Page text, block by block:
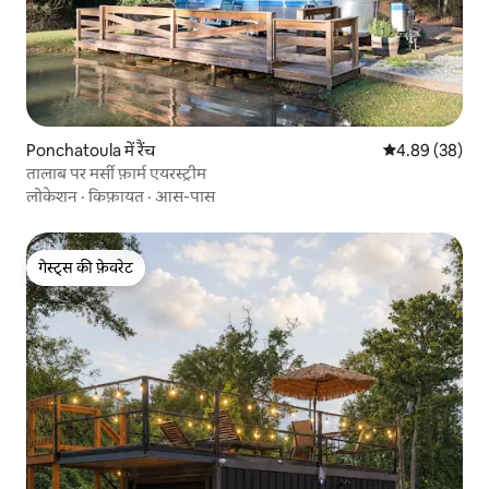
Ponchatoula में रैंच औसत रेटिंग 5 में
4.89 (38)
तालाब पर मर्सी फ़ार्म एयरस्ट्रीम
लोकेशन ·किफ़ायत · आस-पास
गेस्ट्स की फ़ेवरेट
गेस्ट्स की फ़ेवरेट